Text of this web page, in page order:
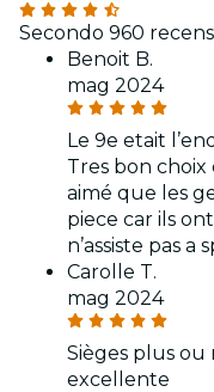
Secondo 960
Benoit B.
mag 2024
Le 9e etait
Tres bon choix
aimé que les
piece car ils
n’assiste pas
Carolle T.
mag 2024
Sièges plus ou
excellente